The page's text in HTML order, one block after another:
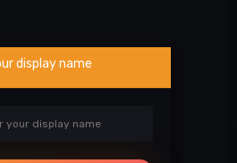
display name